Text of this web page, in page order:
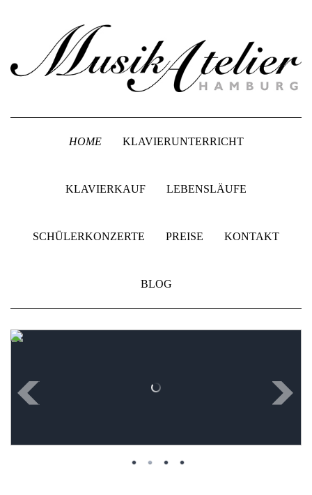
HOME KLAVIERUNTERRICHT
KLAVIERKAUF LEBENSLÄUFE
SCHÜLERKONZERTE PREISE KONTAKT
BLOG